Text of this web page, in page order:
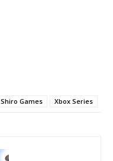
Shiro Games Xbox Series